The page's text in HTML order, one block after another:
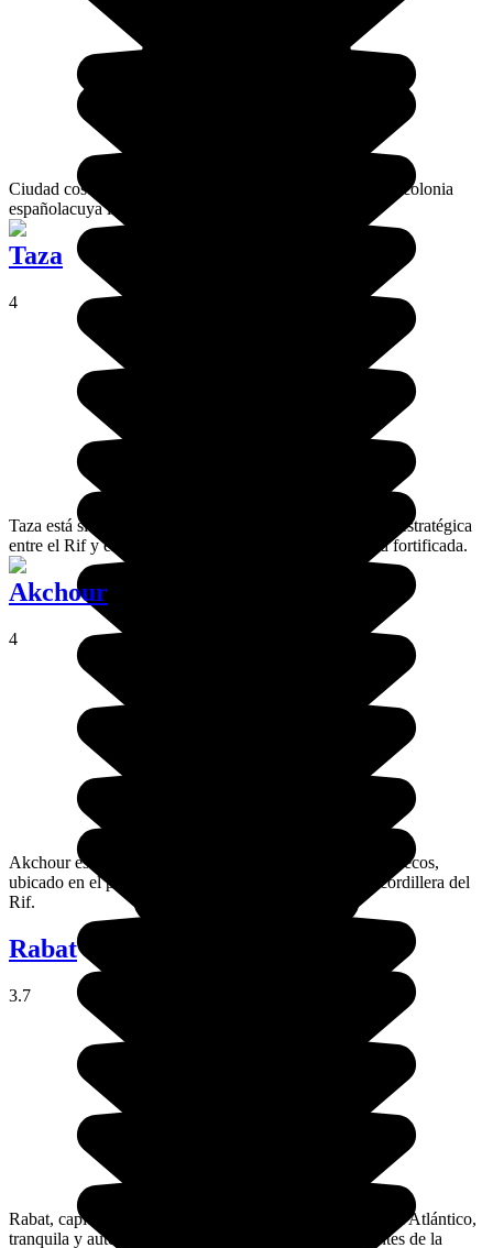
Ciudad costera del sur de Marruecos, Ifni es una antigua colonia
españolacuya influencia es aún muy visible
Taza
4
Taza está situado a 120 km deFez en coche, su posición estratégica
entre el Rif y el Atlas Medio la convirtió en una ciudad fortificada.
Akchour
4
Akchour es un pequeño douar (aldea) del norte de Marruecos,
ubicado en el parque nacional de Talassemtane, en la cordillera del
Rif.
Rabat
3.7
Rabat, capital del país de Marruecos, ciudad al borde del Atlántico,
tranquila y auténtica. Ideal para las familias o los amantes de la